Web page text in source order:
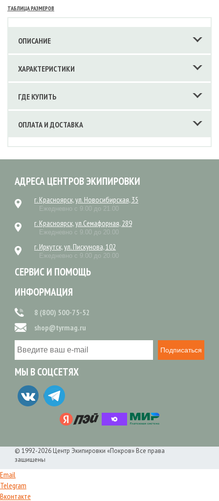
ТАБЛИЦА РАЗМЕРОВ
ОПИСАНИЕ
ХАРАКТЕРИСТИКИ
ГДЕ КУПИТЬ
ОПЛАТА И ДОСТАВКА
АДРЕСА ЦЕНТРОВ ЭКИПИРОВКИ
г. Красноярск, ул. Новосибирская, 35
Ежедневно с 9.00 до 21.00
г. Красноярск, ул.Семафорная, 289
Ежедневно с 9.00 до 20.00
г. Иркутск, ул. Пискунова, 102
Ежедневно с 9.00 до 20.00
СЕРВИС И ПОМОЩЬ
ИНФОРМАЦИЯ
8 (800) 500-75-52
shop@tyrmag.ru
Подписаться
МЫ В СОЦСЕТЯХ
© 1992-2026 Центр Экипировки «Покров» Все права
защищены
Email
Telegram
Вконтакте